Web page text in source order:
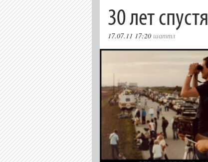
30 лет спустя
17.07.11 17:20 шаттл